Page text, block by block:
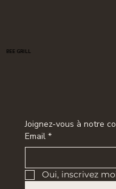
Joignez-vous à notre
Email *
Oui, inscrivez
BEE GRILL